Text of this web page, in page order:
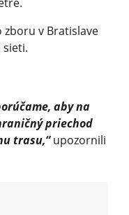
v Bratislave
aby na
priechod
trasu,“upozornili